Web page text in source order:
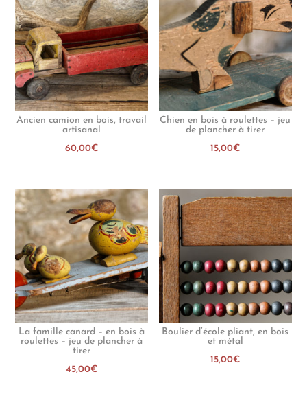
Ancien camion en bois, travail
artisanal
60,00€
Chien en bois à roulettes – jeu
de plancher à tirer
15,00€
La famille canard – en bois à
roulettes – jeu de plancher à
tirer
45,00€
Boulier d’école pliant, en bois
et métal
15,00€